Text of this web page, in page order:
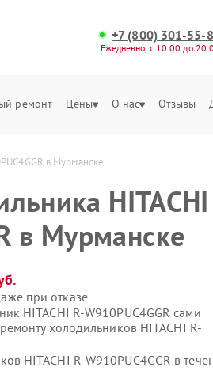
+7 (800) 301-55-
Ежедневно, с 10:00 до
ремонт Цены О нас Отзывы
в Мурманске
в Мурманске
при отказе
HITACHI R-W910PUC4GGR сами
холодильников HITACHI R-
HITACHI R-W910PUC4GGR в